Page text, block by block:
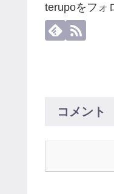
terupoをフォ
コメント